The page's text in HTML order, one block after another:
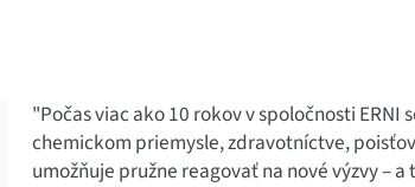
"Počas viac ako 10 rokov v spoločnosti
chemickom priemysle, zdravotníctve,
umožňuje pružne reagovať na nové výzvy –